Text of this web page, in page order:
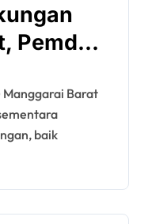
Pemda
baik